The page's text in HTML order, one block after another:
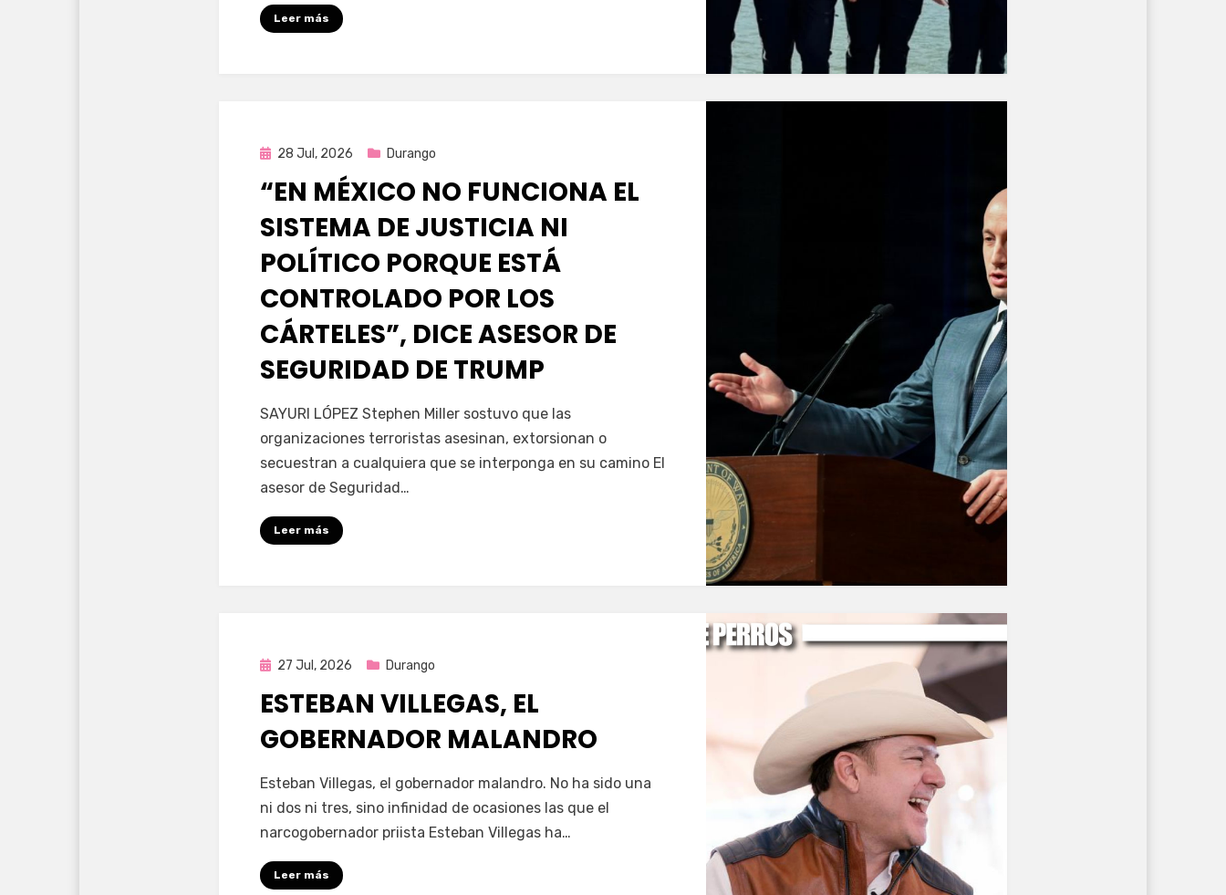
Leer más
Publicada
28 Jul, 2026 Durango
“EN MÉXICO NO FUNCIONA EL
SISTEMA DE JUSTICIA NI
POLÍTICO PORQUE ESTÁ
CONTROLADO POR LOS
CÁRTELES”, DICE ASESOR DE
SEGURIDAD DE TRUMP
porFernando Miranda Servín
SAYURI LÓPEZ Stephen Miller sostuvo que las
organizaciones terroristas asesinan, extorsionan o
secuestran a cualquiera que se interponga en su camino El
asesor de Seguridad…
Leer más
Publicada
27 Jul, 2026 Durango
ESTEBAN VILLEGAS, EL
GOBERNADOR MALANDRO
porFernando Miranda Servín
Esteban Villegas, el gobernador malandro. No ha sido una
ni dos ni tres, sino infinidad de ocasiones las que el
narcogobernador priista Esteban Villegas ha…
Leer más